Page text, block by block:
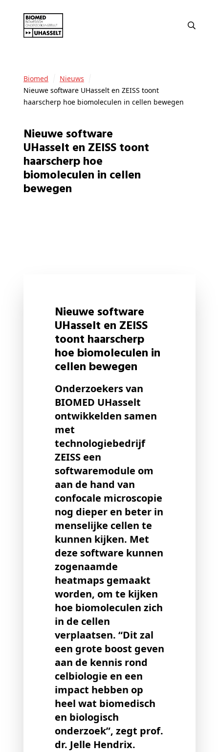
Biomed
Nieuws
Nieuwe software UHasselt en ZEISS toont
haarscherp hoe biomoleculen in cellen bewegen
Nieuwe software
UHasselt en ZEISS toont
haarscherp hoe
biomoleculen in cellen
bewegen
Nieuwe software
UHasselt en ZEISS
toont haarscherp
hoe biomoleculen in
cellen bewegen
Onderzoekers van
BIOMED UHasselt
ontwikkelden samen
met
technologiebedrijf
ZEISS een
softwaremodule om
aan de hand van
confocale microscopie
nog dieper en beter in
menselijke cellen te
kunnen kijken. Met
deze software kunnen
zogenaamde
heatmaps gemaakt
worden, om te kijken
hoe biomoleculen zich
in de cellen
verplaatsen. “Dit zal
een grote boost geven
aan de kennis rond
celbiologie en een
impact hebben op
heel wat biomedisch
en biologisch
onderzoek”, zegt prof.
dr. Jelle Hendrix.